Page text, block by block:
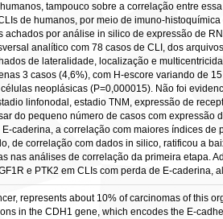
tampouco sobre a correlação entre
de humanos, por meio de imuno-
por análise in silico de expressão de
analítico com 78 casos de CLI, dos
de lateralidade, localização e
3 casos (4,6%), com H-escore variando de
neoplásicas (P=0,000015). Não foi
linfonodal, estadio TNM, expressão de
do pequeno número de casos com
caderina, a correlação com maiores índices
de correlação com dados in silico, ratificou a
nas análises de correlação da primeira etapa.
e PTK2 em CLIs com perda de E-caderina,
represents about 10% of carcinomas of this
in the CDH1 gene, which encodes the E-